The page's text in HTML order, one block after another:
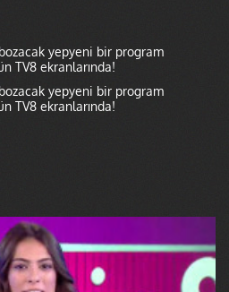
yepyeni bir program
TV8 ekranlarında!
yepyeni bir program
TV8 ekranlarında!